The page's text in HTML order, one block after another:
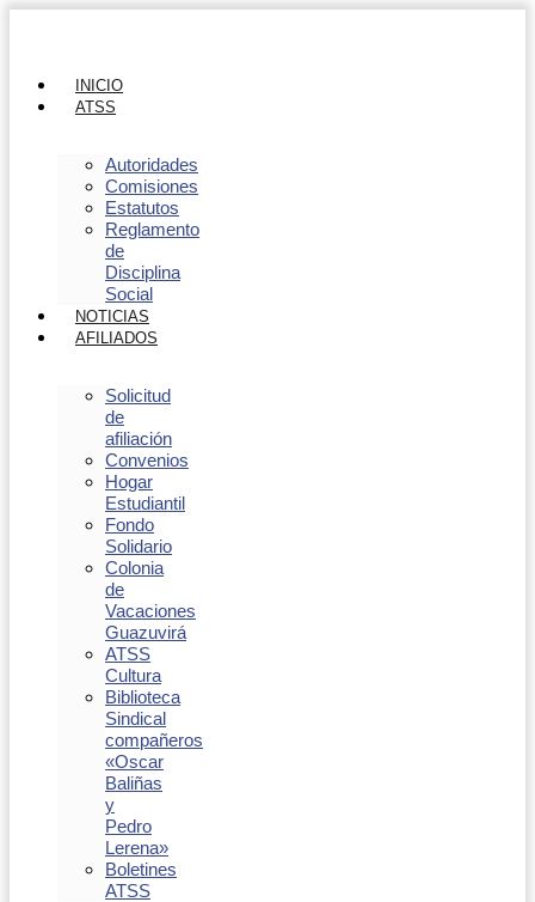
INICIO
ATSS
Autoridades
Comisiones
Estatutos
Reglamento
de
Disciplina
Social
NOTICIAS
AFILIADOS
Solicitud
de
afiliación
Convenios
Hogar
Estudiantil
Fondo
Solidario
Colonia
de
Vacaciones
Guazuvirá
ATSS
Cultura
Biblioteca
Sindical
compañeros
«Oscar
Baliñas
y
Pedro
Lerena»
Boletines
ATSS